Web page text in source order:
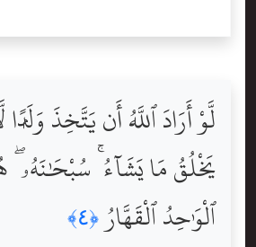
لَّوْ أَرَادَ ٱللَّهُ أَن يَتَّخِذَ
يَخْلُقُ مَا يَشَآءُ ۚ سُبْحَٰنَهُۥ
ٱلْوَٰحِدُ ٱلْقَهَّارُ ﴿٤﴾